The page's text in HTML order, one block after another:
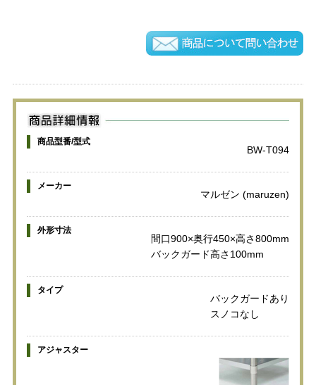
商品型番/型式
BW-T094
メーカー
マルゼン (maruzen)
外形寸法
間口900×奥行450×高さ800mm
バックガード高さ100mm
タイプ
バックガードあり
スノコなし
アジャスター